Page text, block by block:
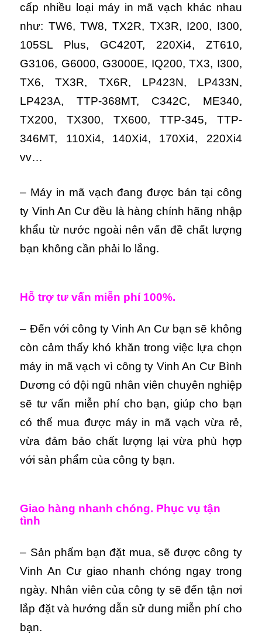
cấp nhiều loại máy in mã vạch khác nhau
như: TW6, TW8, TX2R, TX3R, I200, I300,
105SL Plus, GC420T, 220Xi4, ZT610,
G3106, G6000, G3000E, IQ200, TX3, I300,
TX6, TX3R, TX6R, LP423N, LP433N,
LP423A, TTP-368MT, C342C, ME340,
TX200, TX300, TX600, TTP-345, TTP-
346MT, 110Xi4, 140Xi4, 170Xi4, 220Xi4
vv…
– Máy in mã vạch đang được bán tại công
ty Vinh An Cư đều là hàng chính hãng nhập
khẩu từ nước ngoài nên vấn đề chất lượng
bạn không cần phải lo lắng.
Hỗ trợ tư vấn miễn phí 100%.
– Đến với công ty Vinh An Cư bạn sẽ không
còn cảm thấy khó khăn trong việc lựa chọn
máy in mã vạch vì công ty Vinh An Cư Bình
Dương có đội ngũ nhân viên chuyên nghiệp
sẽ tư vấn miễn phí cho bạn, giúp cho bạn
có thể mua được máy in mã vạch vừa rẻ,
vừa đảm bảo chất lượng lại vừa phù hợp
với sản phẩm của công ty bạn.
Giao hàng nhanh chóng. Phục vụ tận
tình
– Sản phẩm bạn đặt mua, sẽ được công ty
Vinh An Cư giao nhanh chóng ngay trong
ngày. Nhân viên của công ty sẽ đến tận nơi
lắp đặt và hướng dẫn sử dung miễn phí cho
bạn.